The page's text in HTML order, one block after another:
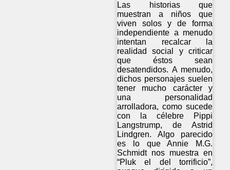
Las historias que
muestran a niños que
viven solos y de forma
independiente a menudo
intentan recalcar la
realidad social y criticar
que éstos sean
desatendidos. A menudo,
dichos personajes suelen
tener mucho carácter y
una personalidad
arrolladora, como sucede
con la célebre Pippi
Langstrump, de Astrid
Lindgren. Algo parecido
es lo que Annie M.G.
Schmidt nos muestra en
“Pluk el del torrificio”,